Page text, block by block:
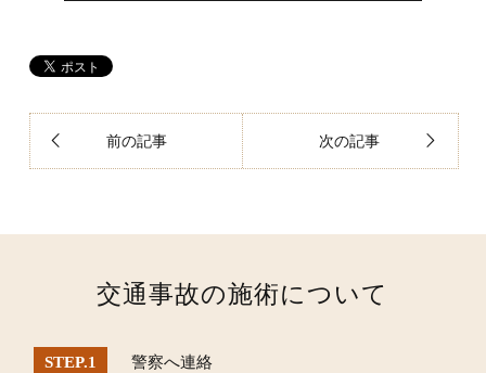
前の記事 次の記事
交通事故の施術について
警察へ連絡